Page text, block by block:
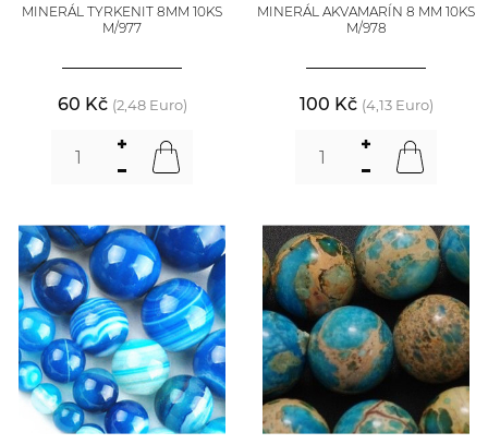
MINERÁL TYRKENIT 8MM 10KS
M/977
60 Kč (2,48 Euro)
MINERÁL AKVAMARÍN 8 MM 10KS
M/978
100 Kč (4,13 Euro)